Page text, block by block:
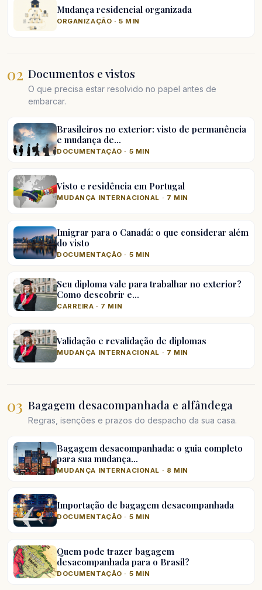
Mudança residencial organizada
ORGANIZAÇÃO · 5 MIN
02 Documentos e vistos
O que precisa estar resolvido no papel antes de
embarcar.
Brasileiros no exterior: visto de permanência
e mudança de…
DOCUMENTAÇÃO · 5 MIN
Visto e residência em Portugal
MUDANÇA INTERNACIONAL · 7 MIN
Imigrar para o Canadá: o que considerar além
do visto
DOCUMENTAÇÃO · 5 MIN
Seu diploma vale para trabalhar no exterior?
Como descobrir e…
CARREIRA · 7 MIN
Validação e revalidação de diplomas
MUDANÇA INTERNACIONAL · 7 MIN
03 Bagagem desacompanhada e alfândega
Regras, isenções e prazos do despacho da sua casa.
Bagagem desacompanhada: o guia completo
para sua mudança…
MUDANÇA INTERNACIONAL · 8 MIN
Importação de bagagem desacompanhada
DOCUMENTAÇÃO · 5 MIN
Quem pode trazer bagagem
desacompanhada para o Brasil?
DOCUMENTAÇÃO · 5 MIN